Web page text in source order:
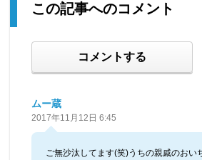
この記事へのコメント
コメントする
ムー蔵
2017年11月12日 6:45
ご無沙汰してます(笑)うちの親戚のおい